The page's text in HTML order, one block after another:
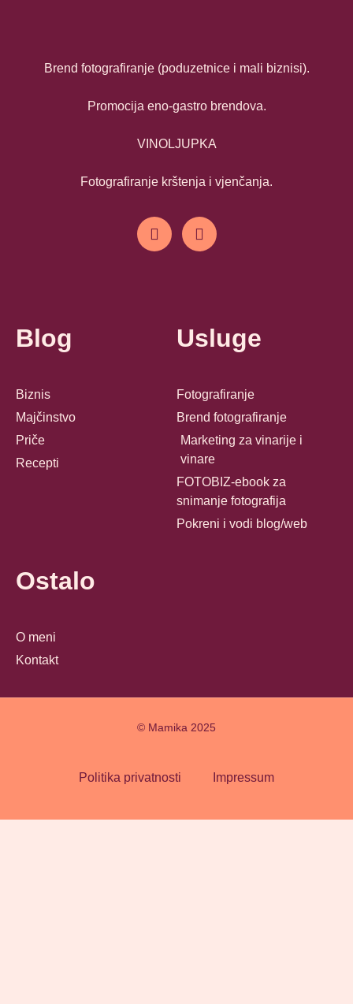
Brend fotografiranje (poduzetnice i mali biznisi).
Promocija eno-gastro brendova.
VINOLJUPKA
Fotografiranje krštenja i vjenčanja.
Blog
Biznis
Majčinstvo
Priče
Recepti
Usluge
Fotografiranje
Brend fotografiranje
Marketing za vinarije i
vinare
FOTOBIZ-ebook za
snimanje fotografija
Pokreni i vodi blog/web
Ostalo
O meni
Kontakt
© Mamika 2025
Politika privatnosti Impressum